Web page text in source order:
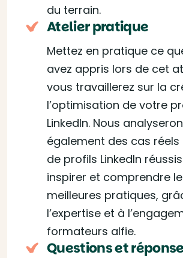
du terrain.
Atelier pratique
Mettez en pratique ce
avez appris lors de cet
vous travaillerez sur la
l’optimisation de votre
LinkedIn. Nous
également des cas réels
de profils LinkedIn
inspirer et comprendre
meilleures pratiques,
l’expertise et à
formateurs alfie.
Questions et